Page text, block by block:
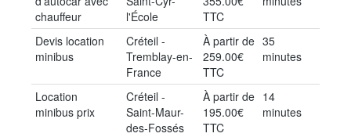
chauffeur
l'École
TTC
Devis location
minibus
Créteil -
Tremblay-en-
France
À partir de
259.00€
TTC
35
minutes
Location
minibus prix
Créteil -
Saint-Maur-
des-Fossés
À partir de
195.00€
TTC
14
minutes